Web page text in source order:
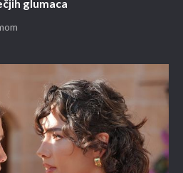
glumaca